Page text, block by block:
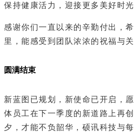
保持健康活力，迎接更多美好时光
感谢你们一直以来的辛勤付出，
里，能感受到团队浓浓的祝福与关
圆满结束
新蓝图已规划，新使命已开启，
体员工在下一季度的新道路上再
夕，才能不负韶华，硕讯科技与每